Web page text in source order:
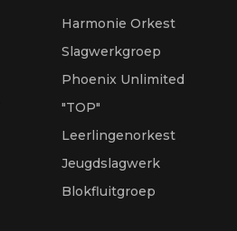
Harmonie Orkest
Slagwerkgroep
Phoenix Unlimited
"TOP"
Leerlingenorkest
Jeugdslagwerk
Blokfluitgroep